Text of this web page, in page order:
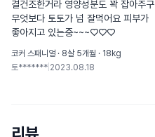
결건조한거라 영양성분도 꽉 잡아주구
무엇보다 토토가 넘 잘먹어요 피부가
좋아지고 있는중~~~♡♡♡
코커 스패니얼 · 8살 5개월 · 18kg
토******* 2023.08.18